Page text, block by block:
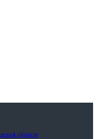
области